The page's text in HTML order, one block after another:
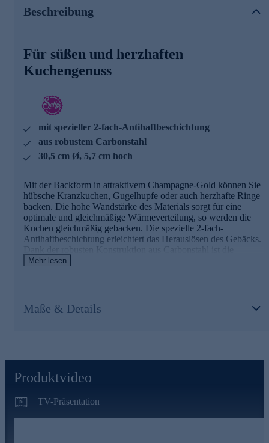
Stürzen des Kuchens kinderleicht. Perfekt, um Ihnen Spaß
Ein paar Details der Backform im Überblick
attraktive Backform aus robustem Carbonstahl
erhöhter Rand für einfaches Abheben nach dem Stürzen
ofenfest bis 230 °C
gefriergeeignet bis -10 °C
silikonbasierte Beschichtung (BPA-, Phthalat- und
PFAS-frei)
Bestellen Sie die Backform gleich hier im Onlineshop
Beschreibung
Für süßen und herzhaften
Kuchengenuss
mit spezieller 2-fach-Antihaftbeschichtung
aus robustem Carbonstahl
30,5 cm Ø, 5,7 cm hoch
Mit der Backform in attraktivem Champagne-Gold können Sie
hübsche Kranzkuchen, Gugelhupfe oder auch herzhafte Ringe
backen. Die hohe Wandstärke des Materials sorgt für eine
optimale und gleichmäßige Wärmeverteilung, so werden die
Kuchen gleichmäßig gebacken. Die spezielle 2-fach-
Antihaftbeschichtung erleichtert das Herauslösen des Gebäcks.
Dank der robusten Konstruktion aus Carbonstahl ist die
Backform besonders langlebig und ein zuverlässiger Begleiter
und höchsten Genuss zu bescheren.
spezielle 2-fach-Antihaftbeschichtung
erhöhter Rand für einfaches Abheben nach dem Stürzen
ofenfest bis 230 °C
silikonbasierte Beschichtung (BPA-, Phthalat- und PFAS-
frei)
Mehr lesen
Maße & Details
Produktvideo
TV-Präsentation